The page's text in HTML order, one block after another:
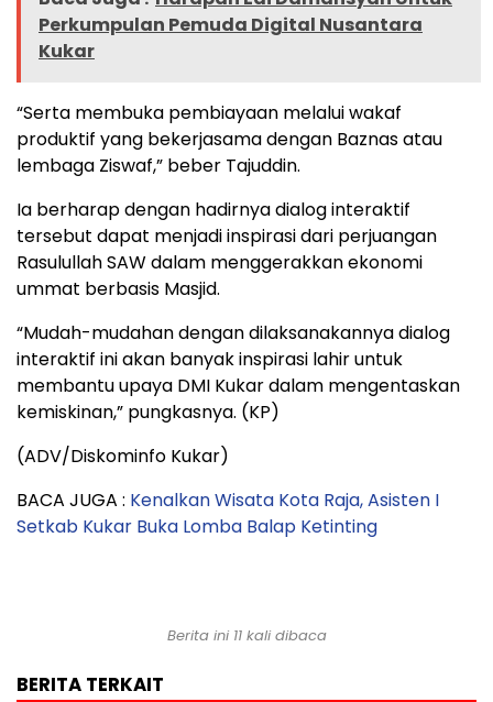
Perkumpulan Pemuda Digital Nusantara
Kukar
“Serta membuka pembiayaan melalui wakaf
produktif yang bekerjasama dengan Baznas atau
lembaga Ziswaf,” beber Tajuddin.
Ia berharap dengan hadirnya dialog interaktif
tersebut dapat menjadi inspirasi dari perjuangan
Rasulullah SAW dalam menggerakkan ekonomi
ummat berbasis Masjid.
“Mudah-mudahan dengan dilaksanakannya dialog
interaktif ini akan banyak inspirasi lahir untuk
membantu upaya DMI Kukar dalam mengentaskan
kemiskinan,” pungkasnya. (KP)
(ADV/Diskominfo Kukar)
BACA JUGA : Kenalkan Wisata Kota Raja, Asisten I
Setkab Kukar Buka Lomba Balap Ketinting
Berita ini 11 kali dibaca
BERITA TERKAIT